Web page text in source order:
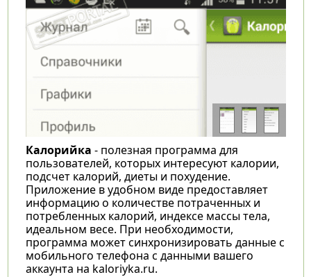
Калорийка - полезная программа для
пользователей, которых интересуют калории,
подсчет калорий, диеты и похудение.
Приложение в удобном виде предоставляет
информацию о количестве потраченных и
потребленных калорий, индексе массы тела,
идеальном весе. При необходимости,
программа может синхронизировать данные с
мобильного телефона с данными вашего
аккаунта на kaloriyka.ru.